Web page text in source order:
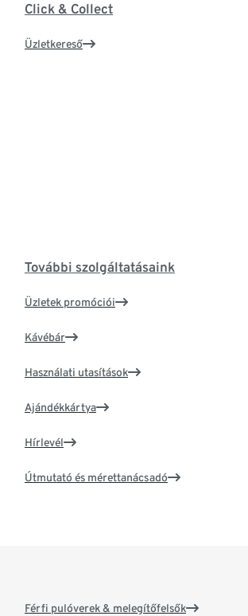
Click & Collect
Üzletkereső
További szolgáltatásaink
Üzletek promóciói
Kávébár
Használati utasítások
Ajándékkártya
Hírlevél
Útmutató és mérettanácsadó
Férfi pulóverek & melegítőfelsők